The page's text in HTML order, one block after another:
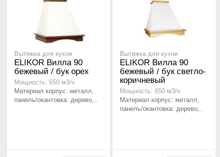
Вытяжка для кухни
ELIKOR Вилла 90
бежевый / бук орех
Мощность: 650 м3/ч
Материал корпус: металл,
панель/окантовка: дерево,..
Вытяжка для кухни
ELIKOR Вилла 90
бежевый / бук светло-
коричневый
Мощность: 650 м3/ч
Материал корпус: металл,
панель/окантовка: дерево,..